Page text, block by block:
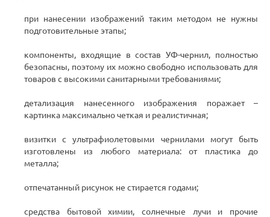
при нанесении изображений таким методом не нужны
подготовительные этапы;
компоненты, входящие в состав УФ-чернил, полностью
безопасны, поэтому их можно свободно использовать для
товаров с высокими санитарными требованиями;
детализация нанесенного изображения поражает –
картинка максимально четкая и реалистичная;
визитки с ультрафиолетовыми чернилами могут быть
изготовлены из любого материала: от пластика до
металла;
отпечатанный рисунок не стирается годами;
средства бытовой химии, солнечные лучи и прочие